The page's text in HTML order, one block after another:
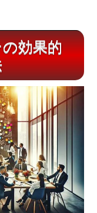
効果的